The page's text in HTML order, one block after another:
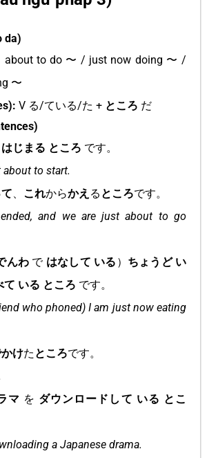
da)
about to do 〜 / just now doing 〜 /
〜
V る/ている/た + ところ だ
はじまる ところ です。
to start.
、 これからかえ る ところです。
and we are just about to go
んわ で はなして いる ） ちょうど い
て いる ところ です。
who phoned) I am just now eating
けた ところです。
マ を ダウンロードして いる とこ
a Japanese drama.